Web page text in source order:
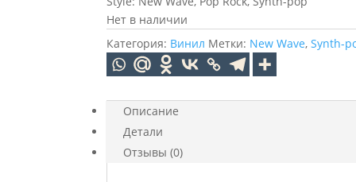
Нет в наличии
Категория: Винил Метки: New Wave,Synth-
Описание
Детали
Отзывы (0)